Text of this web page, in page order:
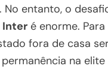
No entanto, o
Inter é enorme. Para
fora de casa
na